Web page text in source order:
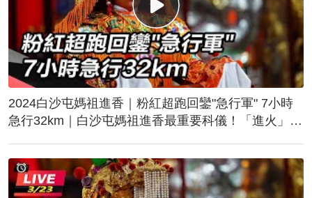
2024白沙屯媽祖進香｜粉紅超跑回鑾"急行軍" 7小時
急行32km｜白沙屯媽祖進香最重要科儀！「進火」儀